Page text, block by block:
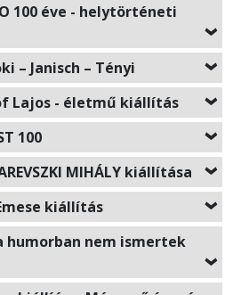
100 éve - helytörténeti
– Janisch – Tényi
Lajos - életmű kiállítás
100
MIHÁLY kiállítása
kiállítás
humorban nem ismertek